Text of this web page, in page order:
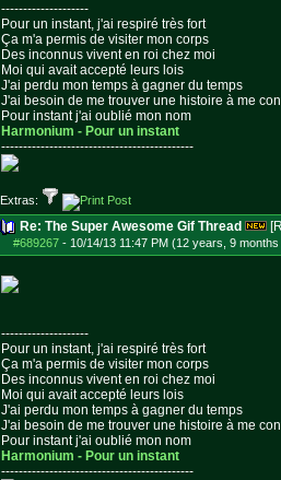
--------------------
Pour un instant, j'ai respiré très fort
Ça m'a permis de visiter mon corps
Des inconnus vivent en roi chez moi
Moi qui avait accepté leurs lois
J'ai perdu mon temps à gagner du temps
J'ai besoin de me trouver une histoire à me
Pour instant j'ai oublié mon nom
Harmonium - Pour un instant
--------------------------------------------
Extras:
Re: The Super Awesome Gif Thread
#689267 - 10/14/13 11:47 PM (12 years, 9 months
--------------------
Pour un instant, j'ai respiré très fort
Ça m'a permis de visiter mon corps
Des inconnus vivent en roi chez moi
Moi qui avait accepté leurs lois
J'ai perdu mon temps à gagner du temps
J'ai besoin de me trouver une histoire à me
Pour instant j'ai oublié mon nom
Harmonium - Pour un instant
--------------------------------------------